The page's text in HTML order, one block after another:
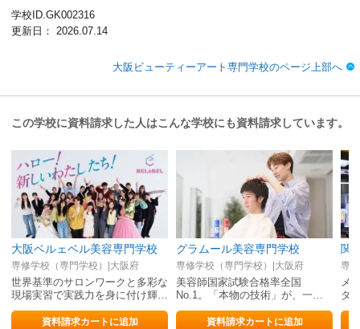
学校ID.GK002316
更新日： 2026.07.14
大阪ビューティーアート専門学校のページ上部へ
この学校に資料請求した人はこんな学校にも資料請求しています。
大阪ベルェベル美容専門学校
専修学校（専門学校）|大阪府
世界基準のサロンワークと多彩な
現場実習で実践力を身に付け輝き
続ける美容のプロになる！
資料請求カートに追加
グラムール美容専門学校
専修学校（専門学校）|大阪府
美容師国家試験合格率全国
No.1。「本物の技術」が、一生
の武器になる。
資料請求カートに追加
関
専
メ
ダ
許